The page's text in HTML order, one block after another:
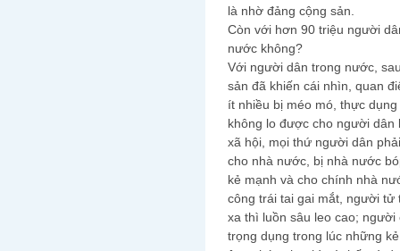
là nhờ đảng cộng sản.
Còn với hơn 90 triệu người
nước không?
Với người dân trong nước,
sản đã khiến cái nhìn, quan
ít nhiều bị méo mó, thực
không lo được cho người dân
xã hội, mọi thứ người dân
cho nhà nước, bị nhà nước
kẻ mạnh và cho chính nhà
công trái tai gai mắt, người
xa thì luồn sâu leo cao;
trọng dụng trong lúc những